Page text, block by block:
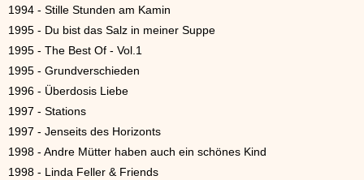
1994 - Stille Stunden am Kamin
1995 - Du bist das Salz in meiner Suppe
1995 - The Best Of - Vol.1
1995 - Grundverschieden
1996 - Überdosis Liebe
1997 - Stations
1997 - Jenseits des Horizonts
1998 - Andre Mütter haben auch ein schönes Kind
1998 - Linda Feller & Friends